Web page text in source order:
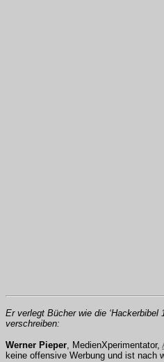
Er verlegt Bücher wie die ‘Hackerbibel
verschreiben:
Werner Pieper, MedienXperimentator,
keine offensive Werbung und ist nach